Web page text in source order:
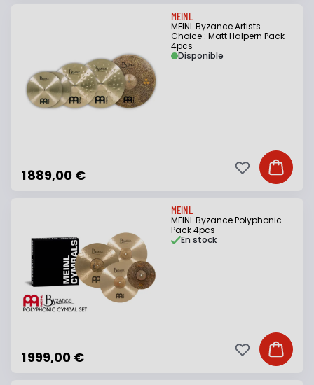
MEINL
MEINL Byzance Artists
Choice : Matt Halpern Pack
4pcs
1 889,00 €
Disponible
Ajouter
Ajouter à ma
MEINL
MEINL Byzance Polyphonic
Pack 4pcs
1 999,00 €
En stock
Ajouter
Ajouter à ma